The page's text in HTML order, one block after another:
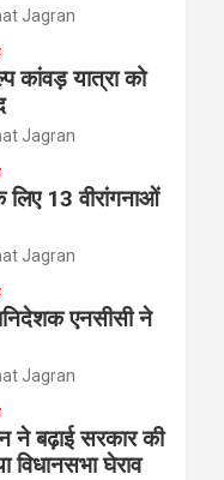
Jagran
यात्रा को
Jagran
लिए 13 वीरांगनाओं
Jagran
एनसीसी ने
Jagran
ने बढ़ाई सरकार की
विधानसभा घेराव